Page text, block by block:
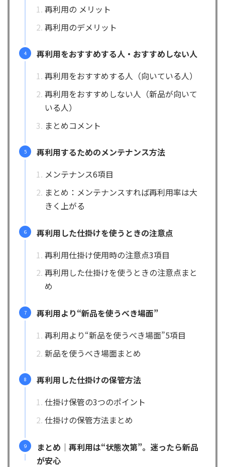
再利用の メリット
再利用のデメリット
再利用をおすすめする人・おすすめしない人
再利用をおすすめする人（向いている人）
再利用をおすすめしない人（新品が向いて
いる人）
まとめコメント
再利用するためのメンテナンス方法
メンテナンス6項目
まとめ：メンテナンスすれば再利用率は大
きく上がる
再利用した仕掛けを使うときの注意点
再利用仕掛け使用時の注意点3項目
再利用した仕掛けを使うときの注意点まと
め
再利用より“新品を使うべき場面”
再利用より“新品を使うべき場面”5項目
新品を使うべき場面まとめ
再利用した仕掛けの保管方法
仕掛け保管の3つのポイント
仕掛けの保管方法まとめ
まとめ｜再利用は“状態次第”。迷ったら新品
が安心